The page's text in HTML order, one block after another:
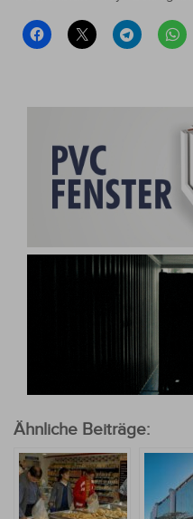
Ähnliche Beiträge: